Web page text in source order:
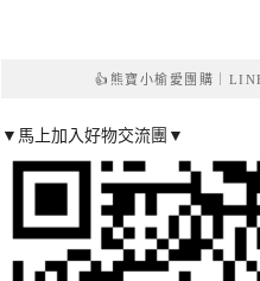
👍熊寶小榆愛團購｜
▼馬上加入好物交流團▼